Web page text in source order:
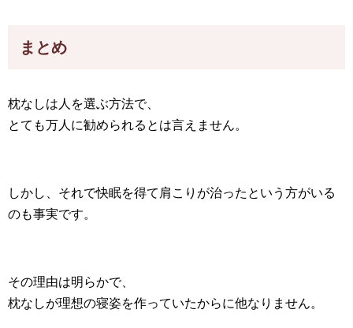
まとめ
枕なしは人を選ぶ方法で、
とても万人に勧められるとは言えません。
しかし、それで快眠を得て肩こりが治ったという方がいる
のも事実です。
その理由は明らかで、
枕なしが理想の寝姿を作っていたからに他なりません。